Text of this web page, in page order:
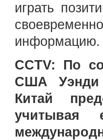
играть
информацию.
CCTV: По
США Уэнди
Китай
учитывая